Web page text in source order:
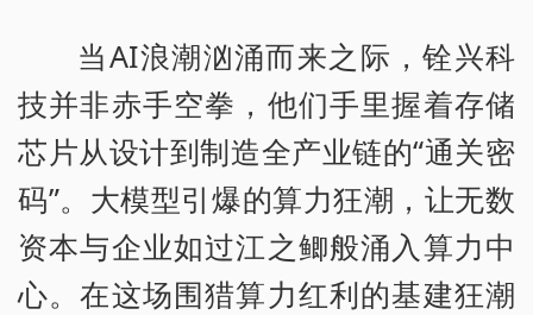
当AI浪潮汹涌而来之际，铨兴科
技并非赤手空拳，他们手里握着存储
芯片从设计到制造全产业链的“通关密
码”。大模型引爆的算力狂潮，让无数
资本与企业如过江之鲫般涌入算力中
心。在这场围猎算力红利的基建狂潮